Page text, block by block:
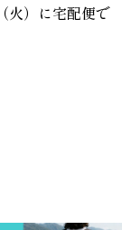
） に宅配便で